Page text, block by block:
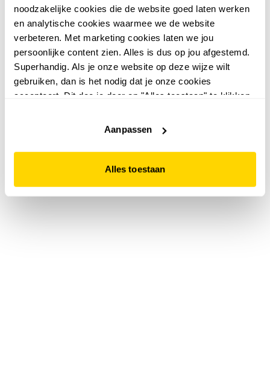
noodzakelijke cookies die de website goed laten werken
en analytische cookies waarmee we de website
verbeteren. Met marketing cookies laten we jou
persoonlijke content zien. Alles is dus op jou afgestemd.
Superhandig. Als je onze website op deze wijze wilt
gebruiken, dan is het nodig dat je onze cookies
accepteert. Dit doe je door op "Alles toestaan" te klikken.
website niet optimaal functioneert.
Aanpassen
Alles toestaan